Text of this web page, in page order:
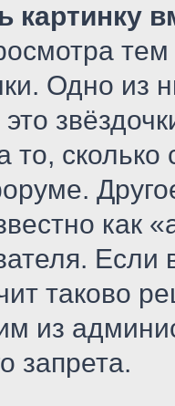
картинку
Одно из
как
таково
из
запрета.